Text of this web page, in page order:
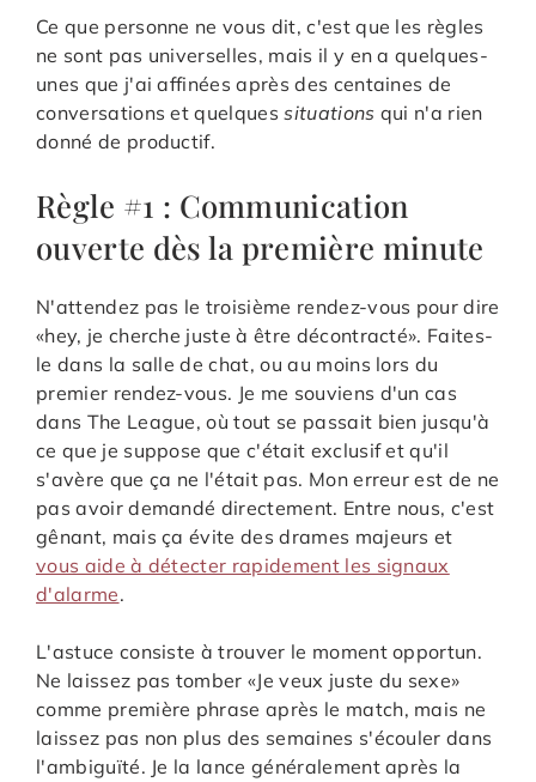
Ce que personne ne vous dit, c'est que les règles
ne sont pas universelles, mais il y en a quelques-
unes que j'ai affinées après des centaines de
conversations et quelquessituations qui n'a rien
donné de productif.
Règle #1 : Communication
ouverte dès la première minute
N'attendez pas le troisième rendez-vous pour dire
«hey, je cherche juste à être décontracté». Faites-
le dans la salle de chat, ou au moins lors du
premier rendez-vous. Je me souviens d'un cas
dans The League, où tout se passait bien jusqu'à
ce que je suppose que c'était exclusif et qu'il
s'avère que ça ne l'était pas. Mon erreur est de ne
pas avoir demandé directement. Entre nous, c'est
gênant, mais ça évite des drames majeurs et
vous aide à détecter rapidement les signaux
d'alarme.
L'astuce consiste à trouver le moment opportun.
Ne laissez pas tomber «Je veux juste du sexe»
comme première phrase après le match, mais ne
laissez pas non plus des semaines s'écouler dans
l'ambiguïté. Je la lance généralement après la